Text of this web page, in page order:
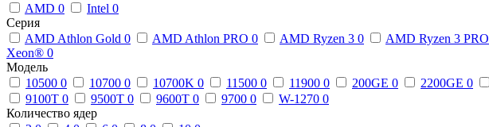
AMD 0 Intel 0
Серия
AMD Athlon Gold 0 AMD Athlon PRO 0 AMD Ryzen 3 0 AMD Ryzen 3 PRO
Xeon® 0
Модель
10500 0 10700 0 10700K 0 11500 0 11900 0 200GE 0 2200GE 0
9100T 0 9500T 0 9600T 0 9700 0 W-1270 0
Количество ядер